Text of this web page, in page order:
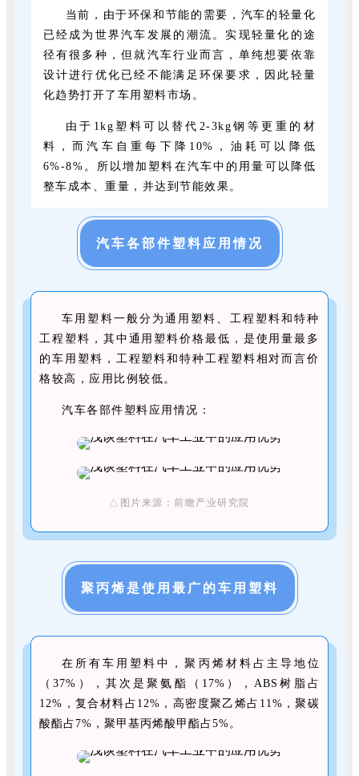
当前，由于环保和节能的需要，汽车的轻量化
已经成为世界汽车发展的潮流。实现轻量化的途
径有很多种，但就汽车行业而言，单纯想要依靠
设计进行优化已经不能满足环保要求，因此轻量
化趋势打开了车用塑料市场。
由于1kg塑料可以替代2-3kg钢等更重的材
料，而汽车自重每下降10%，油耗可以降低
6%-8%。所以增加塑料在汽车中的用量可以降低
整车成本、重量，并达到节能效果。
汽车各部件塑料应用情况
车用塑料一般分为通用塑料、工程塑料和特种
工程塑料，其中通用塑料价格最低，是使用量最多
的车用塑料，工程塑料和特种工程塑料相对而言价
格较高，应用比例较低。
汽车各部件塑料应用情况：
△图片来源：前瞻产业研究院
聚丙烯是使用最广的车用塑料
在所有车用塑料中，聚丙烯材料占主导地位
（37%），其次是聚氨酯（17%），ABS树脂占
12%，复合材料占12%，高密度聚乙烯占11%，聚碳
酸酯占7%，聚甲基丙烯酸甲酯占5%。